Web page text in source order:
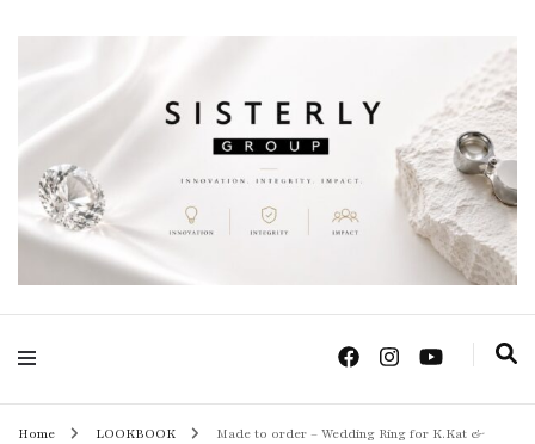
Sisterly Group
Thailand
Positive Power Jewelry แหวนแต่งงาน เครื่องประดับผู้หญิง จิวเวลรี จันทบุรี
Home LOOKBOOK
Made to order – Wedding Ring for K.Kat &